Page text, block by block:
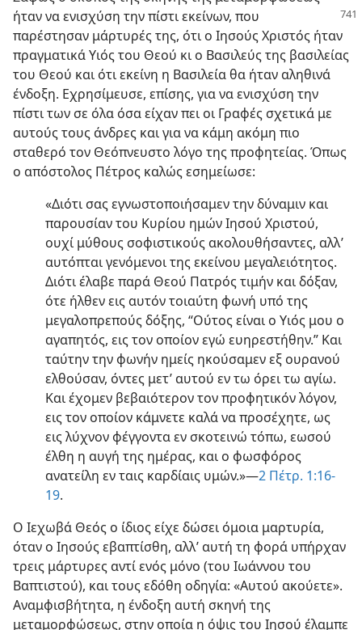
ήταν να ενισχύση την πίστι εκείνων, που
παρέστησαν μάρτυρές της, ότι ο Ιησούς Χριστός ήταν
πραγματικά Υιός του Θεού κι ο Βασιλεύς της βασιλείας
του Θεού και ότι εκείνη η Βασιλεία θα ήταν αληθινά
ένδοξη. Εχρησίμευσε, επίσης, για να ενισχύση την
πίστι των σε όλα όσα είχαν πει οι Γραφές σχετικά με
αυτούς τους άνδρες και για να κάμη ακόμη πιο
σταθερό τον Θεόπνευστο λόγο της προφητείας. Όπως
ο απόστολος Πέτρος καλώς εσημείωσε:
«Διότι σας εγνωστοποιήσαμεν την δύναμιν και
παρουσίαν του Κυρίου ημών Ιησού Χριστού,
ουχί μύθους σοφιστικούς ακολουθήσαντες, αλλ’
αυτόπται γενόμενοι της εκείνου μεγαλειότητος.
Διότι έλαβε παρά Θεού Πατρός τιμήν και δόξαν,
ότε ήλθεν εις αυτόν τοιαύτη φωνή υπό της
μεγαλοπρεπούς δόξης, “Ούτος είναι ο Υιός μου ο
αγαπητός, εις τον οποίον εγώ ευηρεστήθην.” Και
ταύτην την φωνήν ημείς ηκούσαμεν εξ ουρανού
ελθούσαν, όντες μετ’ αυτού εν τω όρει τω αγίω.
Και έχομεν βεβαιότερον τον προφητικόν λόγον,
εις τον οποίον κάμνετε καλά να προσέχητε, ως
εις λύχνον φέγγοντα εν σκοτεινώ τόπω, εωσού
έλθη η αυγή της ημέρας, και ο φωσφόρος
ανατείλη εν ταις καρδίαις υμών.»—2 Πέτρ. 1:16-
19.
Ο Ιεχωβά Θεός ο ίδιος είχε δώσει όμοια μαρτυρία,
όταν ο Ιησούς εβαπτίσθη, αλλ’ αυτή τη φορά υπήρχαν
τρεις μάρτυρες αντί ενός μόνο (του Ιωάννου του
Βαπτιστού), και τους εδόθη οδηγία: «Αυτού ακούετε».
Αναμφισβήτητα, η ένδοξη αυτή σκηνή της
μεταμορφώσεως, στην οποία η όψις του Ιησού έλαμπε